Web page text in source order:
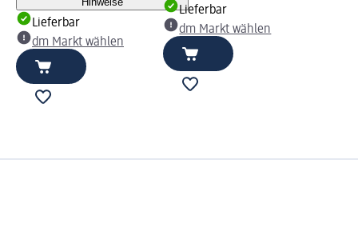
Lieferbar
dm Markt wählen
Lieferbar
dm Markt wählen